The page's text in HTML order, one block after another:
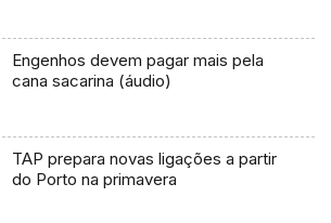
Engenhos devem pagar mais pela
cana sacarina (áudio)
TAP prepara novas ligações a partir
do Porto na primavera